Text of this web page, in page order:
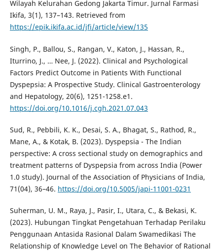
Wilayah Kelurahan Gedong Jakarta Timur. Jurnal Farmasi
Ikifa, 3(1), 137–143. Retrieved from
https://epik.ikifa.ac.id/jfi/article/view/135
Singh, P., Ballou, S., Rangan, V., Katon, J., Hassan, R.,
Iturrino, J., … Nee, J. (2022). Clinical and Psychological
Factors Predict Outcome in Patients With Functional
Dyspepsia: A Prospective Study. Clinical Gastroenterology
and Hepatology, 20(6), 1251-1258.e1.
https://doi.org/10.1016/j.cgh.2021.07.043
Sud, R., Pebbili, K. K., Desai, S. A., Bhagat, S., Rathod, R.,
Mane, A., & Kotak, B. (2023). Dyspepsia - The Indian
perspective: A cross sectional study on demographics and
treatment patterns of Dyspepsia from across India (Power
1.0 study). Journal of the Association of Physicians of India,
71(04), 36–46. https://doi.org/10.5005/japi-11001-0231
Suherman, U. M., Raya, J., Pasir, I., Utara, C., & Bekasi, K.
(2023). Hubungan Tingkat Pengetahuan Terhadap Perilaku
Penggunaan Antasida Rasional Dalam Swamedikasi The
Relationship of Knowledge Level on The Behavior of Rational